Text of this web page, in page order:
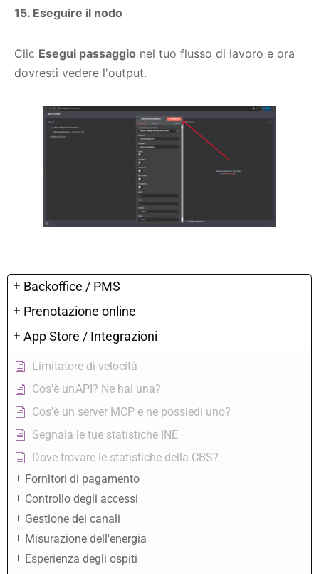
Backoffice / PMS
Prenotazione online
App Store / Integrazioni
Limitatore di velocità
Cos'è un'API? Ne hai una?
Cos'è un server MCP e ne possiedi uno?
Segnala le tue statistiche INE
Dove trovare le statistiche della CBS?
Fornitori di pagamento
Controllo degli accessi
Gestione dei canali
Misurazione dell'energia
Esperienza degli ospiti
15. Eseguire il nodo
Clic Esegui passaggio nel tuo flusso di lavoro e ora
dovresti vedere l'output.